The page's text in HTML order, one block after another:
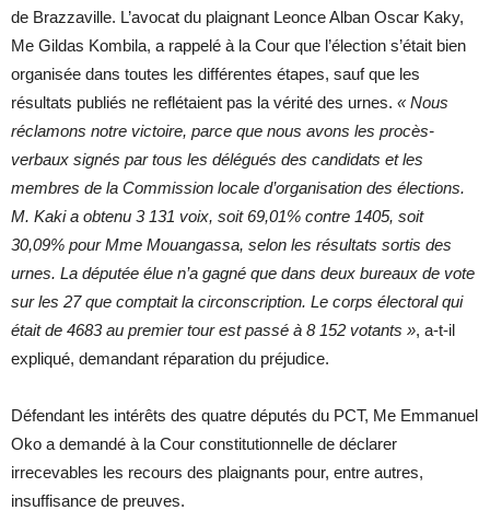
de Brazzaville. L’avocat du plaignant Leonce Alban Oscar Kaky,
Me Gildas Kombila, a rappelé à la Cour que l’élection s’était bien
organisée dans toutes les différentes étapes, sauf que les
résultats publiés ne reflétaient pas la vérité des urnes. « Nous
réclamons notre victoire, parce que nous avons les procès-
verbaux signés par tous les délégués des candidats et les
membres de la Commission locale d’organisation des élections.
M. Kaki a obtenu 3 131 voix, soit 69,01% contre 1405, soit
30,09% pour Mme Mouangassa, selon les résultats sortis des
urnes. La députée élue n’a gagné que dans deux bureaux de vote
sur les 27 que comptait la circonscription. Le corps électoral qui
était de 4683 au premier tour est passé à 8 152 votants », a-t-il
expliqué, demandant réparation du préjudice.
Défendant les intérêts des quatre députés du PCT, Me Emmanuel
Oko a demandé à la Cour constitutionnelle de déclarer
irrecevables les recours des plaignants pour, entre autres,
insuffisance de preuves.